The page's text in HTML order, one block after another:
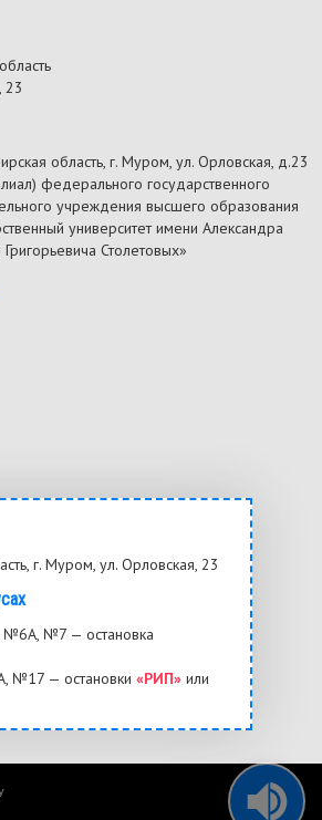
23
область, г. Муром, ул. Орловская, д.23
федерального государственного
учреждения высшего образования
университет имени Александра
Столетовых»
г. Муром, ул. Орловская, 23
№7 — остановка
№17 — остановки «РИП» или